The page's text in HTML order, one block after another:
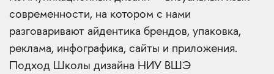
современности, на котором с нами
разговаривают айдентика брендов, упаковка,
реклама, инфографика, сайты и приложения.
Подход Школы дизайна НИУ ВШЭ